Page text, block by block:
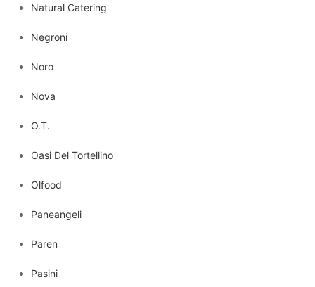
Natural Catering
Negroni
Noro
Nova
O.T.
Oasi Del Tortellino
Olfood
Paneangeli
Paren
Pasini